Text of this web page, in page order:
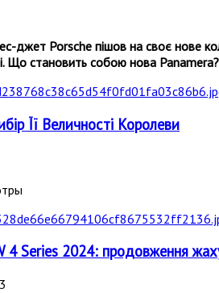
джет Porsche пішов на своє нове
Що становить собою нова Panamera?
Її Величності Королеви
4 Series 2024: продовження